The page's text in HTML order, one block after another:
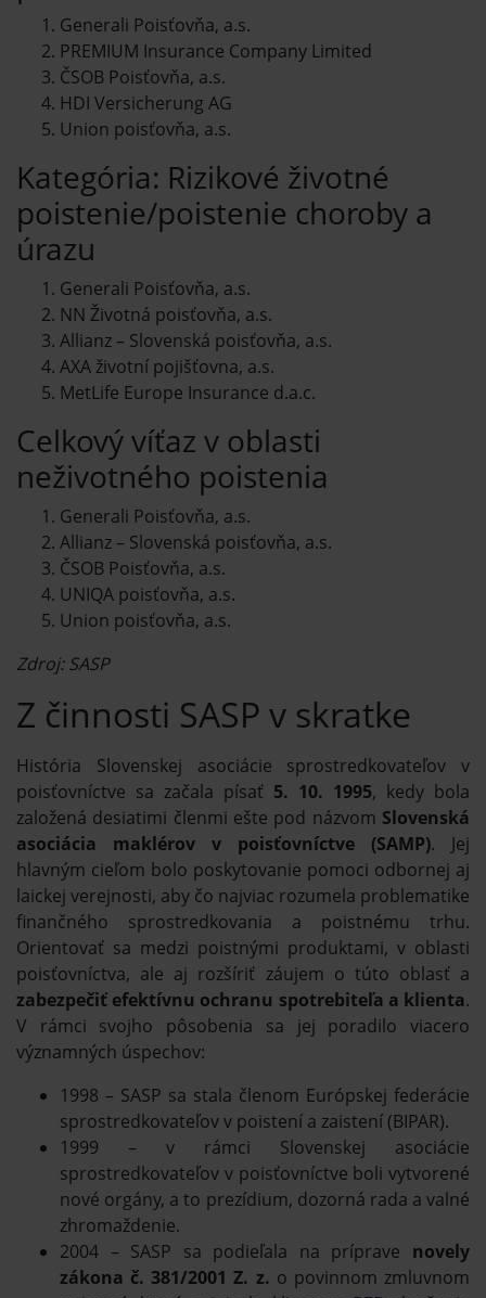
Generali Poisťovňa, a.s.
PREMIUM Insurance Company Limited
ČSOB Poisťovňa, a.s.
HDI Versicherung AG
Union poisťovňa, a.s.
Kategória: Rizikové životné
poistenie/poistenie choroby a
úrazu
Generali Poisťovňa, a.s.
NN Životná poisťovňa, a.s.
Allianz – Slovenská poisťovňa, a.s.
AXA životní pojišťovna, a.s.
MetLife Europe Insurance d.a.c.
Celkový víťaz v oblasti
neživotného poistenia
Generali Poisťovňa, a.s.
Allianz – Slovenská poisťovňa, a.s.
ČSOB Poisťovňa, a.s.
UNIQA poisťovňa, a.s.
Union poisťovňa, a.s.
Zdroj: SASP
Z činnosti SASP v skratke
História Slovenskej asociácie sprostredkovateľov v
poisťovníctve sa začala písať 5. 10. 1995, kedy bola
založená desiatimi členmi ešte pod názvom Slovenská
asociácia maklérov v poisťovníctve (SAMP). Jej
hlavným cieľom bolo poskytovanie pomoci odbornej aj
laickej verejnosti, aby čo najviac rozumela problematike
finančného sprostredkovania a poistnému trhu.
Orientovať sa medzi poistnými produktami, v oblasti
poisťovníctva, ale aj rozšíriť záujem o túto oblasť a
zabezpečiť efektívnu ochranu spotrebiteľa a klienta.
V rámci svojho pôsobenia sa jej poradilo viacero
významných úspechov:
1998 – SASP sa stala členom Európskej federácie
sprostredkovateľov v poistení a zaistení (BIPAR).
1999 – v rámci Slovenskej asociácie
sprostredkovateľov v poisťovníctve boli vytvorené
nové orgány, a to prezídium, dozorná rada a valné
zhromaždenie.
2004 – SASP sa podieľala na príprave novely
zákona č. 381/2001 Z. z. o povinnom zmluvnom